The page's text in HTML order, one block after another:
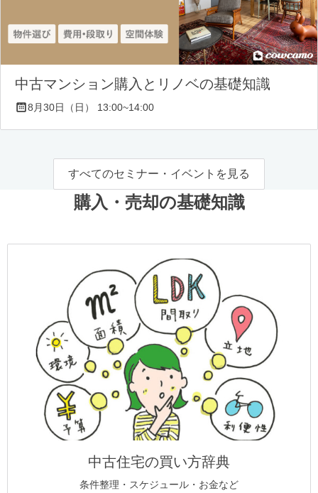
中古マンション購入とリノベの基礎知識
8月30日（日） 13:00~14:00
すべてのセミナー・イベントを見る
購入・売却の基礎知識
中古住宅の買い方辞典
条件整理・スケジュール・お金など